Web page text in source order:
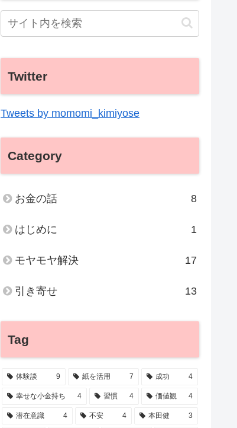
Twitter
Tweets by momomi_kimiyose
Category
お金の話 8
はじめに 1
モヤモヤ解決 17
引き寄せ 13
Tag
体験談 9 紙を活用 7 成功 4
幸せな小金持ち 4 習慣 4 価値観 4
潜在意識 4 不安 4 本田健 3